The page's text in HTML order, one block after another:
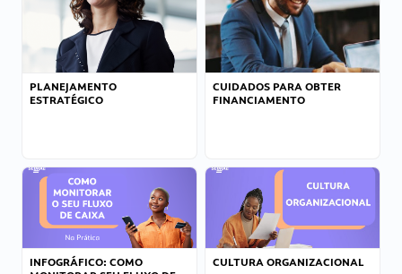
PLANEJAMENTO
ESTRATÉGICO
CUIDADOS PARA OBTER
FINANCIAMENTO
INFOGRÁFICO: COMO
CULTURA ORGANIZACIONAL